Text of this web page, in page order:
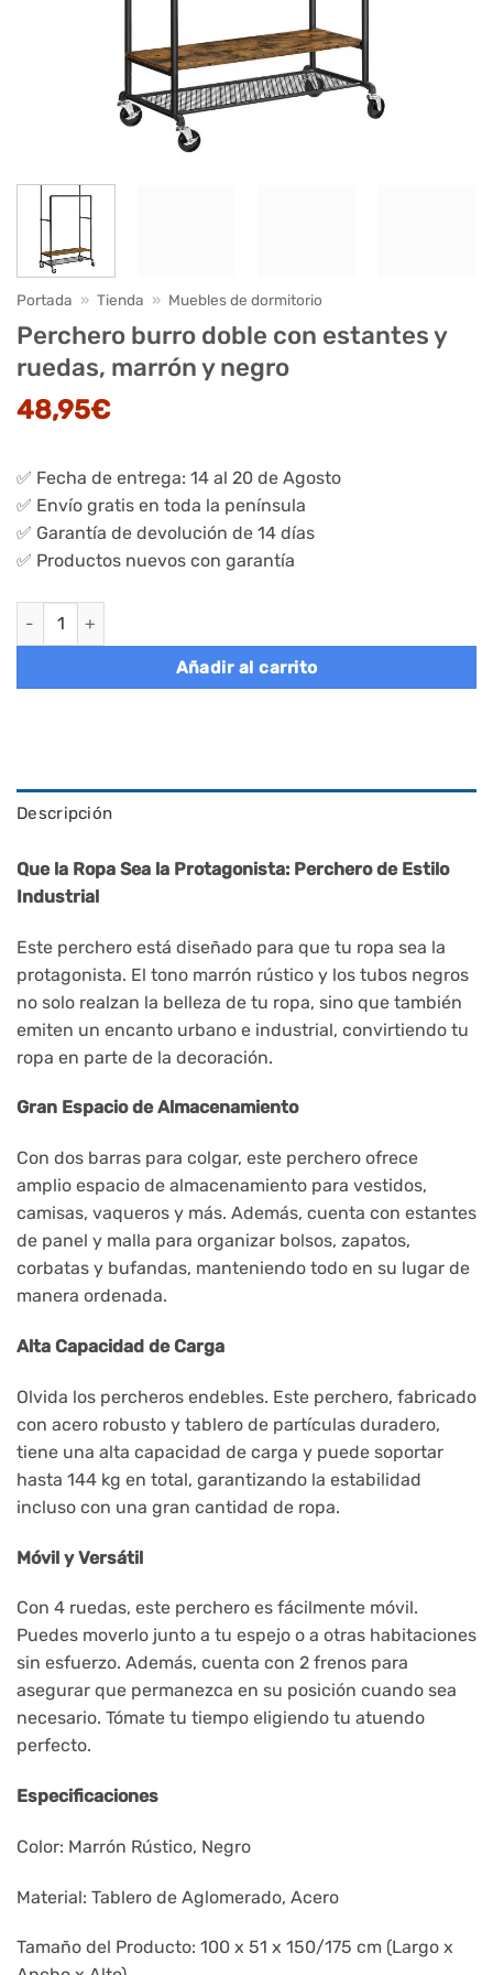
Portada » Tienda » Muebles de dormitorio
Perchero burro doble con estantes y
ruedas, marrón y negro
48,95€
✅ Fecha de entrega: 14 al 20 de Agosto
✅ Envío gratis en toda la península
✅ Garantía de devolución de 14 días
✅ Productos nuevos con garantía
Perchero burro doble con estantes y ruedas, marrón y negro
Añadir al carrito
Descripción
Que la Ropa Sea la Protagonista: Perchero de Estilo
Industrial
Este perchero está diseñado para que tu ropa sea la
protagonista. El tono marrón rústico y los tubos negros
no solo realzan la belleza de tu ropa, sino que también
emiten un encanto urbano e industrial, convirtiendo tu
ropa en parte de la decoración.
Gran Espacio de Almacenamiento
Con dos barras para colgar, este perchero ofrece
amplio espacio de almacenamiento para vestidos,
camisas, vaqueros y más. Además, cuenta con estantes
de panel y malla para organizar bolsos, zapatos,
corbatas y bufandas, manteniendo todo en su lugar de
manera ordenada.
Alta Capacidad de Carga
Olvida los percheros endebles. Este perchero, fabricado
con acero robusto y tablero de partículas duradero,
tiene una alta capacidad de carga y puede soportar
hasta 144 kg en total, garantizando la estabilidad
incluso con una gran cantidad de ropa.
Móvil y Versátil
Con 4 ruedas, este perchero es fácilmente móvil.
Puedes moverlo junto a tu espejo o a otras habitaciones
sin esfuerzo. Además, cuenta con 2 frenos para
asegurar que permanezca en su posición cuando sea
necesario. Tómate tu tiempo eligiendo tu atuendo
perfecto.
Especificaciones
Color: Marrón Rústico, Negro
Material: Tablero de Aglomerado, Acero
Tamaño del Producto: 100 x 51 x 150/175 cm (Largo x